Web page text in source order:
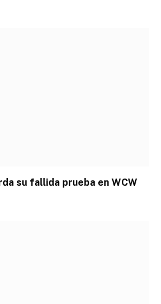
su fallida prueba en WCW